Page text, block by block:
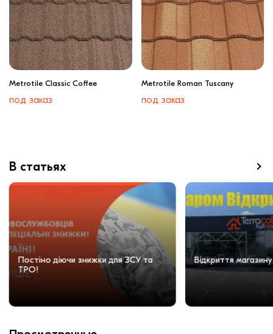
Metrotile Classic Coffee
под заказ
Metrotile Roman Tuscany
под заказ
В статьях
Постіно діючи знижки для ЗСУ та
ТРО!
Відкриття магазину